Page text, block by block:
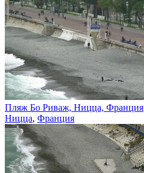
Пляж Бо Риваж, Ницца, Франция
Ницца, Франция